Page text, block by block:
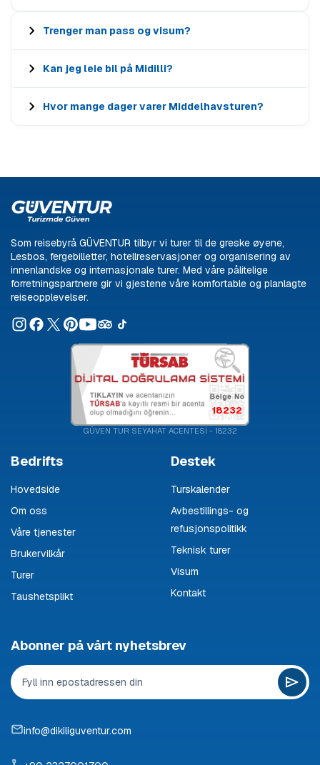
Trenger man pass og visum?
Kan jeg leie bil på Midilli?
Hvor mange dager varer Middelhavsturen?
Som reisebyrå GÜVENTUR tilbyr vi turer til de greske øyene,
Lesbos, fergebilletter, hotellreservasjoner og organisering av
innenlandske og internasjonale turer. Med våre pålitelige
forretningspartnere gir vi gjestene våre komfortable og planlagte
reiseopplevelser.
18232
GÜVEN TUR SEYAHAT ACENTESİ - 18232
Bedrifts
Hovedside
Om oss
Våre tjenester
Brukervilkår
Turer
Taushetsplikt
Destek
Turskalender
Avbestillings- og
refusjonspolitikk
Teknisk turer
Visum
Kontakt
Abonner på vårt nyhetsbrev
info@dikiliguventur.com